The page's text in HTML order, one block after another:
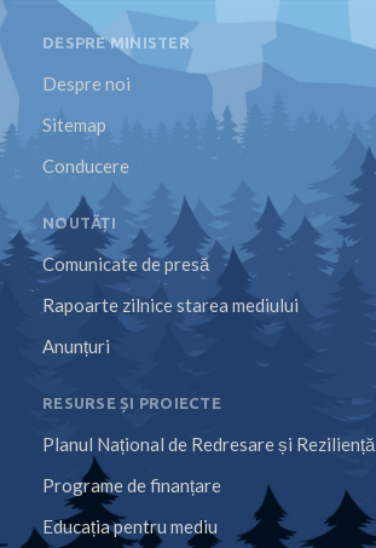
DESPRE MINISTER
Despre noi
Sitemap
Conducere
NOUTĂȚI
Comunicate de presă
Rapoarte zilnice starea mediului
Anunțuri
RESURSE ȘI PROIECTE
Planul Național de Redresare și Reziliență
Programe de finanțare
Educația pentru mediu